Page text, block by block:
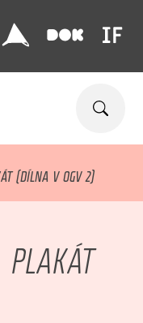
(DÍLNA V OGV 2)